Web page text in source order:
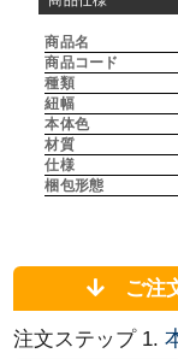
商品名
商品コード
種類
紐幅
本体色
材質
仕様
梱包形態
ご注
注文ステップ 1.